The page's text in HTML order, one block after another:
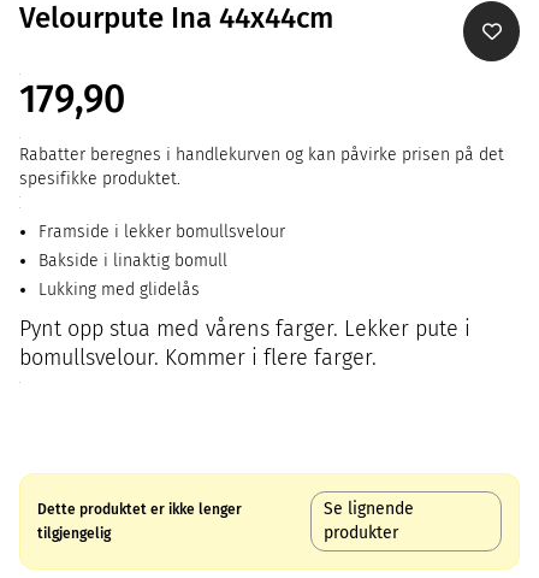
Velourpute Ina 44x44cm
179,90
Rabatter beregnes i handlekurven og kan påvirke prisen på det
spesifikke produktet.
Framside i lekker bomullsvelour
Bakside i linaktig bomull
Lukking med glidelås
Pynt opp stua med vårens farger. Lekker pute i
bomullsvelour. Kommer i flere farger.
Dette produktet er ikke lenger
tilgjengelig
Se lignende
produkter